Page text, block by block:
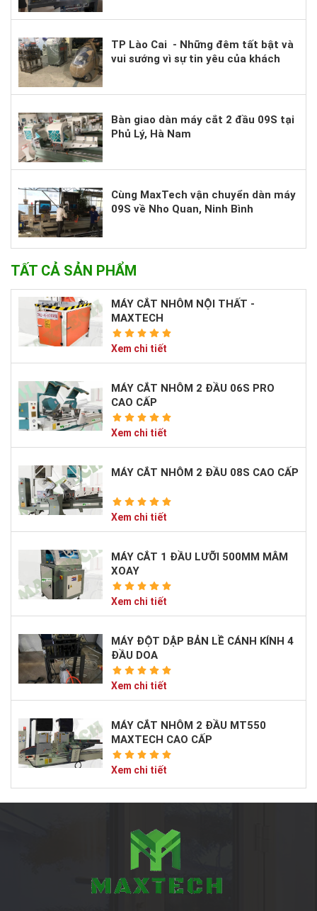
TP Lào Cai - Những đêm tất bật và
vui sướng vì sự tin yêu của khách
Bàn giao dàn máy cắt 2 đầu 09S tại
Phủ Lý, Hà Nam
Cùng MaxTech vận chuyển dàn máy
09S về Nho Quan, Ninh Bình
TẤT CẢ SẢN PHẨM
MÁY CẮT NHÔM NỘI THẤT -
MAXTECH
Xem chi tiết
MÁY CẮT NHÔM 2 ĐẦU 06S PRO
CAO CẤP
Xem chi tiết
MÁY CẮT NHÔM 2 ĐẦU 08S CAO CẤP
Xem chi tiết
MÁY CẮT 1 ĐẦU LƯỠI 500MM MÂM
XOAY
Xem chi tiết
MÁY ĐỘT DẬP BẢN LỀ CÁNH KÍNH 4
ĐẦU DOA
Xem chi tiết
MÁY CẮT NHÔM 2 ĐẦU MT550
MAXTECH CAO CẤP
Xem chi tiết